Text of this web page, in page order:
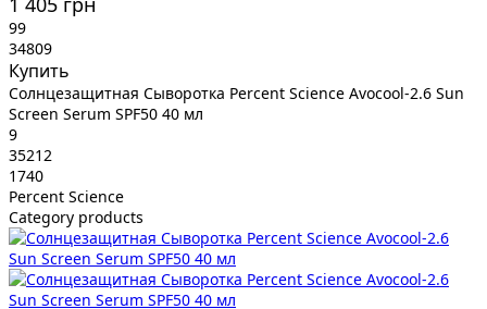
99
34809
Купить
Солнцезащитная Сыворотка Percent Science Avocool-2.6 Sun
Screen Serum SPF50 40 мл
9
35212
1740
Percent Science
Category products